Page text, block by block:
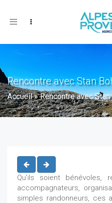
Toggle
Rencontre avec Stan
Accueil»Rencontre avec
Qu’ils soient bénévoles,
accompagnateurs,
simples randonneurs, ces